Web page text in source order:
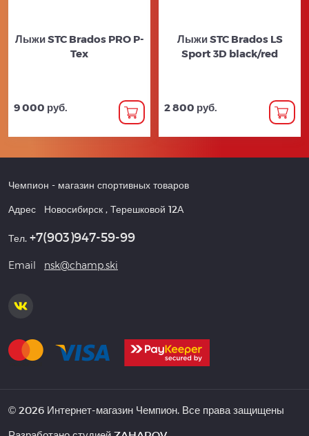
Лыжи STC Brados PRO P-
Tex
9 000 руб.
Лыжи STC Brados LS
Sport 3D black/red
2 800 руб.
Чемпион - магазин спортивных товаров
Адрес Новосибирск , Терешковой 12А
Тел. +7(903)947-59-99
Email nsk@champ.ski
© 2026 Интернет-магазин Чемпион. Все права защищены